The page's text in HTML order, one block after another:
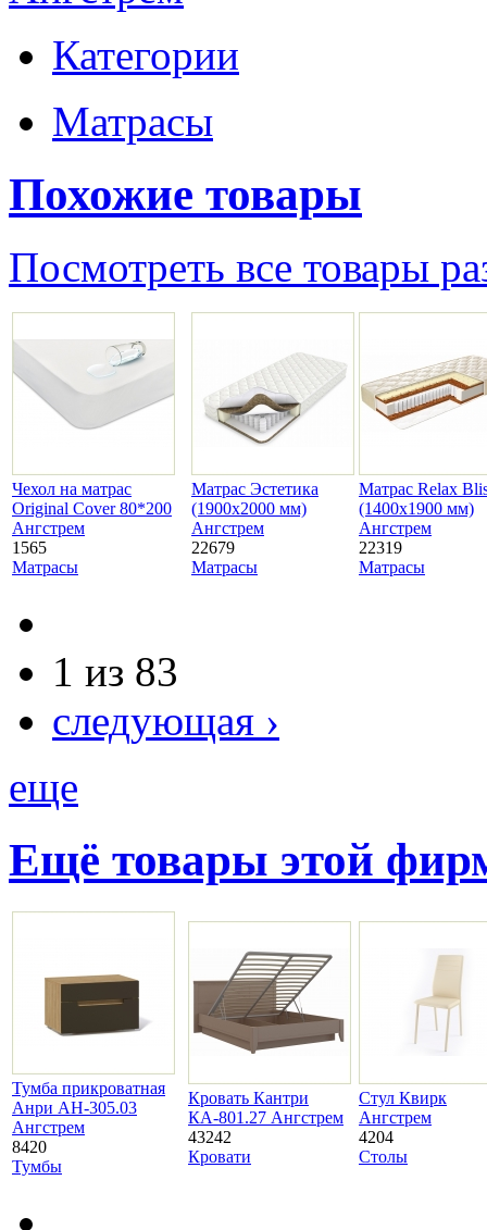
Категории
Матрасы
Похожие товары
Посмотреть все товары
Чехол на матрас
Original Cover 80*200
Ангстрем
1565
Матрасы
Матрас Эстетика
(1900х2000 мм)
Ангстрем
22679
Матрасы
Матрас Relax
(1400х1900 мм)
Ангстрем
22319
Матрасы
1 из 83
следующая ›
еще
Ещё товары этой
Тумба прикроватная
Анри АН-305.03
Ангстрем
8420
Тумбы
Кровать Кантри
КА-801.27 Ангстрем
43242
Кровати
Стул Квирк
Ангстрем
4204
Столы